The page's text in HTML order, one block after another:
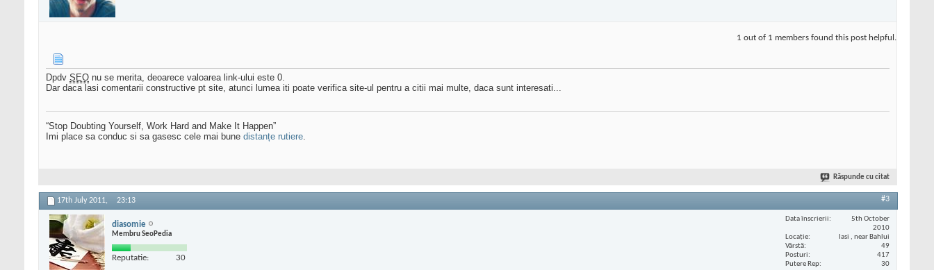
1 out of 1 members found this post helpful.
Dpdv SEO nu se merita, deoarece valoarea link-ului este 0.
Dar daca lasi comentarii constructive pt site, atunci lumea iti poate verifica site-ul pentru a citii mai multe, daca sunt interesati...
“Stop Doubting Yourself, Work Hard and Make It Happen”
Imi place sa conduc si sa gasesc cele mai bune distanțe rutiere.
Răspunde cu citat
17th July 2011, 23:13 #3
diasomie
Membru SeoPedia
Reputatie: 30
Data înscrierii
5th October
2010
Locaţie
Iasi , near Bahlui
Vârstă
49
Posturi
417
Putere Rep
30